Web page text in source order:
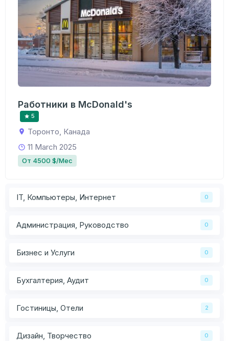
Работники в McDonald's
5
Торонто, Канада
11 March 2025
От 4500 $/Мес
IT, Компьютеры, Интернет 0
Администрация, Руководство 0
Бизнес и Услуги 0
Бухгалтерия, Аудит 0
Гостиницы, Отели 2
Дизайн, Творчество 0